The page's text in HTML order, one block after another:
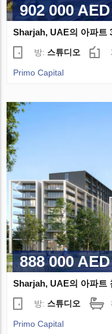
902 000 AED
Sharjah, UAE의 아파트
방: 스튜디오
Primo Capital
888 000 AED
Sharjah, UAE의 아파트
방: 스튜디오
Primo Capital